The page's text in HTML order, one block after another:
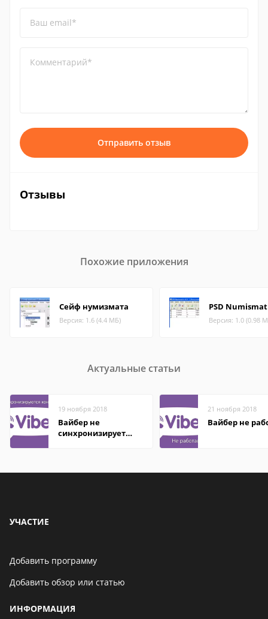
Ваш email*
Комментарий*
Отправить отзыв
Отзывы
Похожие приложения
Сейф нумизмата
Версия: 1.6 (4.4 МБ)
PSD
Версия: 1.0 (0.98
Актуальные статьи
19 ноября 2018
Вайбер не
синхронизирует
21 ноября 2018
Вайбер не
УЧАСТИЕ
Добавить программу
Добавить обзор или статью
ИНФОРМАЦИЯ